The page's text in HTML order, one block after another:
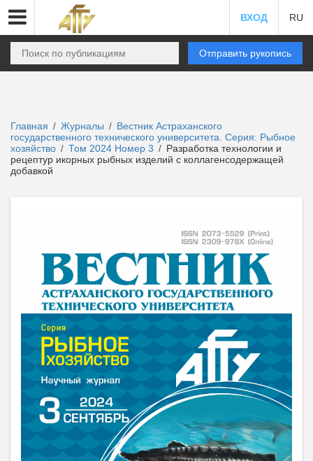
ВХОД RU
Отправить рукопись
Главная / Журналы / Вестник Астраханского
государственного технического университета. Серия: Рыбное
хозяйство / Том 2024 Номер 3 / Разработка технологии и
рецептур икорных рыбных изделий с коллагенсодержащей
добавкой